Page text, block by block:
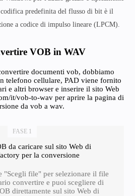
codifica predefinita del flusso di bit è il
a codice di impulso lineare (LPCM).
VOB in WAV
documenti vob, dobbiamo
telefono cellulare, PAD viene fornito
e altri browser e inserire il sito Web
it/vob-to-wav per aprire la pagina di
da vob a wav.
FASE 1
da caricare sul sito Web di
per la conversione
"Scegli file" per selezionare il file
convertire e puoi scegliere di
direttamente sul sito Web di